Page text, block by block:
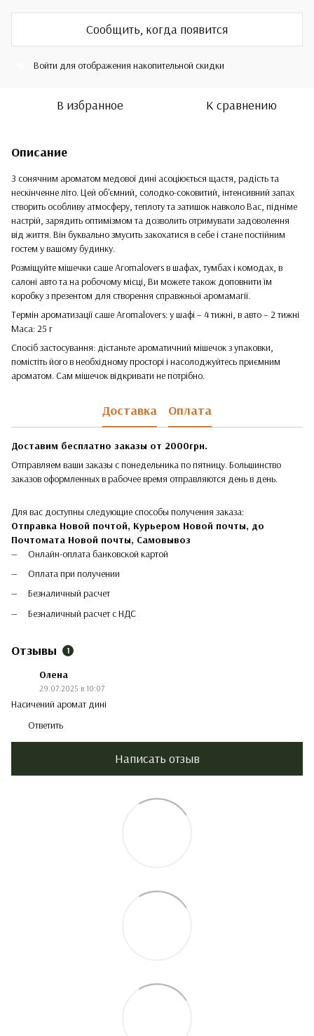
Сообщить, когда появится
Войти для отображения накопительной скидки
В избранное К сравнению
Описание
З сонячним ароматом медової дині асоціюється щастя, радість та
нескінченне літо. Цей об'ємний, солодко-соковитий, інтенсивний запах
створить особливу атмосферу, теплоту та затишок навколо Вас, підніме
настрій, зарядить оптимізмом та дозволить отримувати задоволення
від життя. Він буквально змусить закохатися в себе і стане постійним
гостем у вашому будинку.
Розміщуйте мішечки саше Aromalovers в шафах, тумбах і комодах, в
салоні авто та на робочому місці, Ви можете також доповнити їм
коробку з презентом для створення справжньої аромамагії.
Термін ароматизації саше Aromalovers: у шафі – 4 тижні, в авто – 2 тижні
Маса: 25 г
Спосіб застосування: дістаньте ароматичний мішечок з упаковки,
помістіть його в необхідному просторі і насолоджуйтесь приємним
ароматом. Сам мішечок відкривати не потрібно.
Доставка Оплата
Доставим бесплатно заказы от 2000грн.
Отправляем ваши заказы с понедельника по пятницу. Большинство
заказов оформленных в рабочее время отправляются день в день.
Для вас доступны следующие способы получения заказа:
Отправка Новой почтой, Курьером Новой почты, до
Почтомата Новой почты, Самовывоз
Онлайн-оплата банковской картой
Оплата при получении
Безналичный расчет
Безналичный расчет с НДС
Отзывы 1
Олена
29.07.2025 в 10:07
Насичений аромат дині
Ответить
Написать отзыв